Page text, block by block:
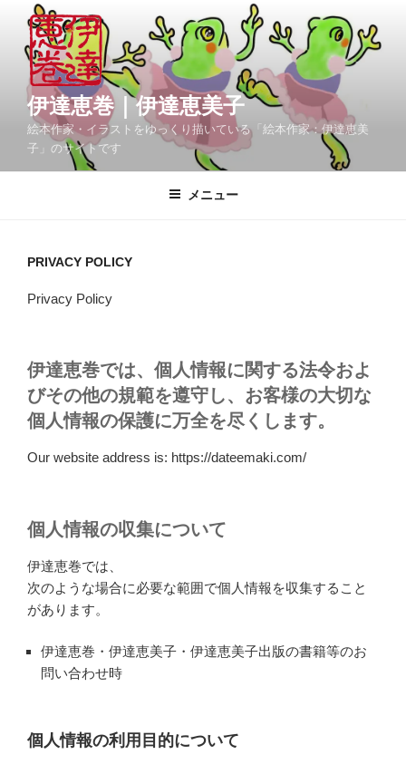
伊達恵巻｜伊達恵美子
絵本作家・イラストをゆっくり描いている「絵本作家：伊達恵美
子」のサイトです
メニュー
PRIVACY POLICY
Privacy Policy
伊達恵巻では、個人情報に関する法令およ
びその他の規範を遵守し、お客様の大切な
個人情報の保護に万全を尽くします。
Our website address is: https://dateemaki.com/
個人情報の収集について
伊達恵巻では、
次のような場合に必要な範囲で個人情報を収集すること
があります。
伊達恵巻・伊達恵美子・伊達恵美子出版の書籍等のお
問い合わせ時
個人情報の利用目的について